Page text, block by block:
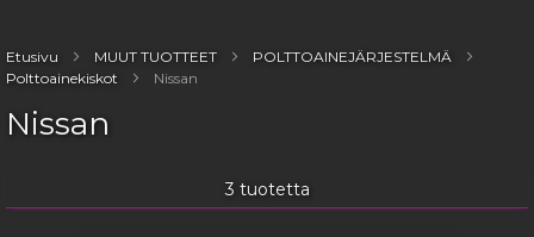
Etusivu MUUT TUOTTEET
POLTTOAINEJÄRJESTELMÄ
Polttoainekiskot
Nissan
Nissan
3 tuotetta